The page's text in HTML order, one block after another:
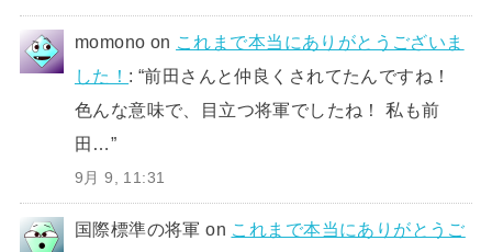
momono on これまで本当にありがとうございま
した！ : “前田さんと仲良くされてたんですね！
色んな意味で、目立つ将軍でしたね！ 私も前
田…”
9月 9, 11:31
国際標準の将軍 on これまで本当にありがとうご